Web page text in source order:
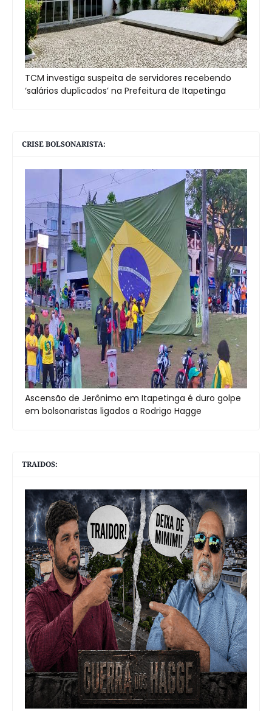
TCM investiga suspeita de servidores recebendo
‘salários duplicados’ na Prefeitura de Itapetinga
CRISE BOLSONARISTA:
Ascensão de Jerônimo em Itapetinga é duro golpe
em bolsonaristas ligados a Rodrigo Hagge
TRAIDOS: